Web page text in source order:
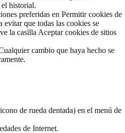
el historial.
preferidas en Permitir cookies de
evitar que todas las cookies se
la casilla Aceptar cookies de sitios
cambio que haya hecho se
de rueda dentada) en el menú de
de Internet.